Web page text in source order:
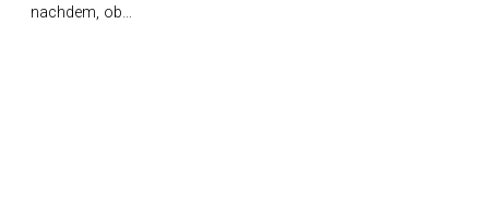
nachdem, ob…